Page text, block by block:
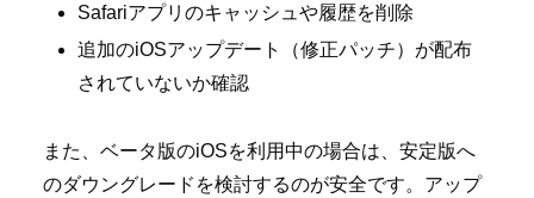
Safariアプリのキャッシュや履歴を削除
追加のiOSアップデート（修正パッチ）が配布
されていないか確認
また、ベータ版のiOSを利用中の場合は、安定版へ
のダウングレードを検討するのが安全です。アップ